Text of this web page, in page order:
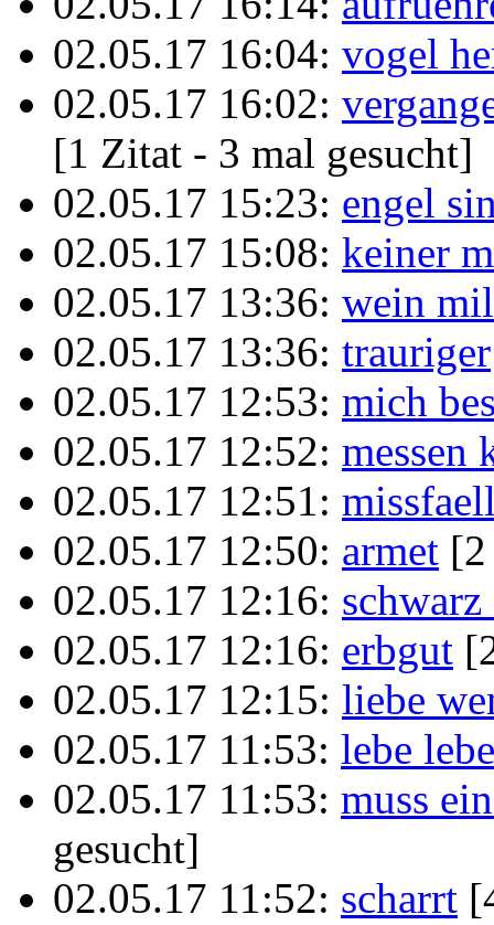
02.05.17 16:04: vogel
02.05.17 16:02:
[1 Zitat - 3 mal gesucht]
02.05.17 15:23: engel
02.05.17 15:08: keiner
02.05.17 13:36: wein
02.05.17 13:36: trauriger
02.05.17 12:53: mich
02.05.17 12:52: messen
02.05.17 12:51:
02.05.17 12:50: armet
02.05.17 12:16: schwarz
02.05.17 12:16: erbgut
02.05.17 12:15: liebe
02.05.17 11:53: lebe
02.05.17 11:53: muss
gesucht]
02.05.17 11:52: scharrt